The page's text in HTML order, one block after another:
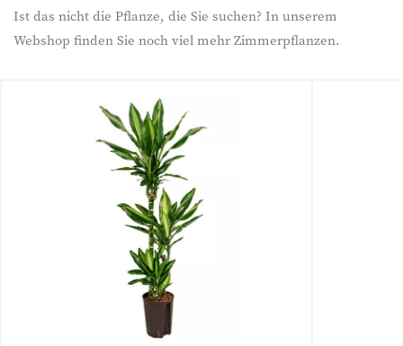
Ist das nicht die Pflanze, die Sie suchen? In unserem
Webshop finden Sie noch viel mehr Zimmerpflanzen.